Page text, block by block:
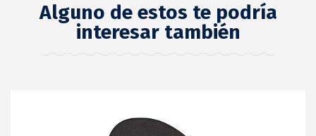
Alguno de estos te podría
interesar también